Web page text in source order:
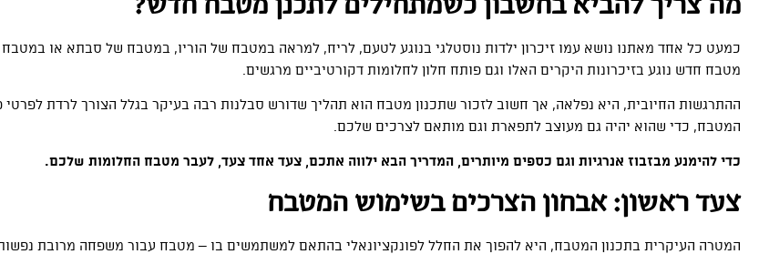
כמעט כל אחד מאתנו נושא עמו זיכרון ילדות נוסטלגי בנוגע לטעם, לריח, למראה במטבח של הוריו, במטבח של סבתא או
מטבח חדש נוגע בזיכרונות היקרים האלו וגם פותח חלון לחלומות דקורטיביים מרגשים.
ההתרגשות החיובית, היא נפלאה, אך חשוב לזכור שתכנון מטבח הוא תהליך שדורש סבלנות רבה בעיקר בגלל הצורך לרדת
המטבח, כדי שהוא יהיה גם מעוצב לתפארת וגם מותאם לצרכים שלכם.
כדי להימנע מבזבוז אנרגיות וגם כספים מיותרים, המדריך הבא ילווה אתכם, צעד אחד צעד, לעבר מטבח החלומות שלכם.
צעד ראשון: אבחון הצרכים בשימוש המטבח
המטרה העיקרית בתכנון המטבח, היא להפוך את החלל לפונקציונאלי בהתאם למשתמשים בו – מטבח עבור משפחה מרובת